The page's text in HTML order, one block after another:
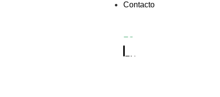
Contacto
ES
EN